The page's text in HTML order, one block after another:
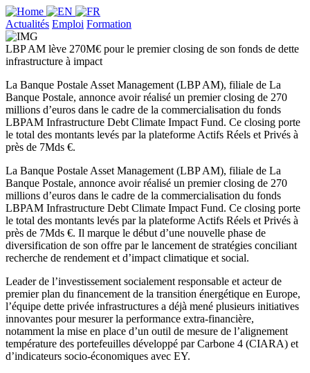
Actualités Emploi Formation
LBP AM lève 270M€ pour le premier closing de son fonds de dette
infrastructure à impact
La Banque Postale Asset Management (LBP AM), filiale de La
Banque Postale, annonce avoir réalisé un premier closing de 270
millions d’euros dans le cadre de la commercialisation du fonds
LBPAM Infrastructure Debt Climate Impact Fund. Ce closing porte
le total des montants levés par la plateforme Actifs Réels et Privés à
près de 7Mds €.
La Banque Postale Asset Management (LBP AM), filiale de La
Banque Postale, annonce avoir réalisé un premier closing de 270
millions d’euros dans le cadre de la commercialisation du fonds
LBPAM Infrastructure Debt Climate Impact Fund. Ce closing porte
le total des montants levés par la plateforme Actifs Réels et Privés à
près de 7Mds €. Il marque le début d’une nouvelle phase de
diversification de son offre par le lancement de stratégies conciliant
recherche de rendement et d’impact climatique et social.
Leader de l’investissement socialement responsable et acteur de
premier plan du financement de la transition énergétique en Europe,
l’équipe dette privée infrastructures a déjà mené plusieurs initiatives
innovantes pour mesurer la performance extra-financière,
notamment la mise en place d’un outil de mesure de l’alignement
température des portefeuilles développé par Carbone 4 (CIARA) et
d’indicateurs socio-économiques avec EY.